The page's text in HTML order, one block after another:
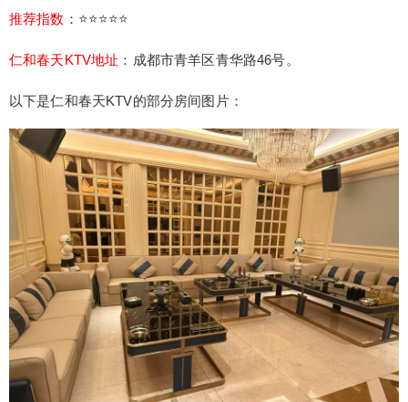
推荐指数 ：⭐⭐⭐⭐⭐
仁和春天KTV地址 ： 成都市青羊区青华路46号。
以下是仁和春天KTV的部分房间图片：
给undefined打赏
2 元 5 元 10 元
元 50 元 自定义
付费内容